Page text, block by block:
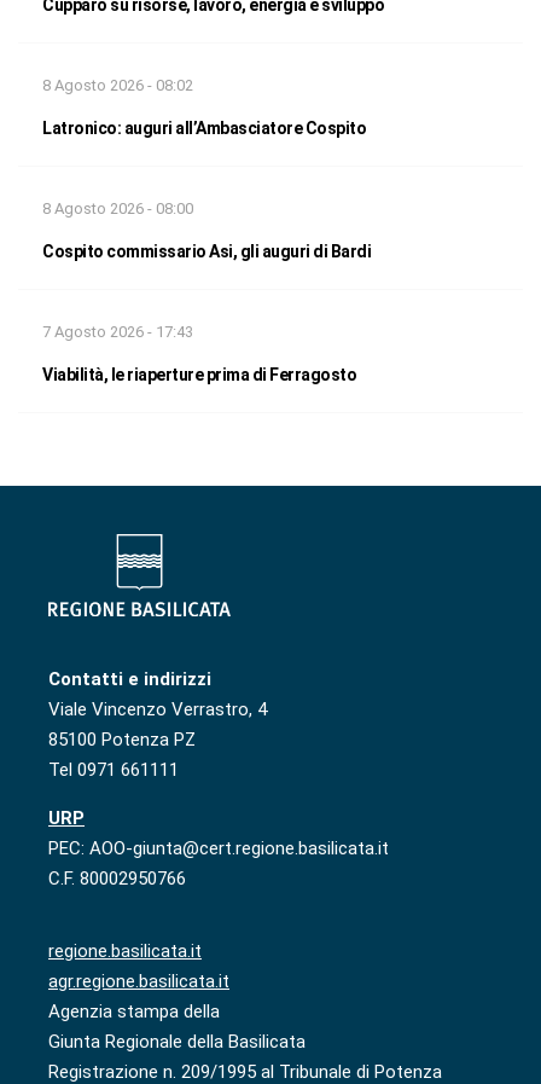
Cupparo su risorse, lavoro, energia e sviluppo
8 Agosto 2026 - 08:02
Latronico: auguri all’Ambasciatore Cospito
8 Agosto 2026 - 08:00
Cospito commissario Asi, gli auguri di Bardi
7 Agosto 2026 - 17:43
Viabilità, le riaperture prima di Ferragosto
Contatti e indirizzi
Viale Vincenzo Verrastro, 4
85100 Potenza PZ
Tel 0971 661111
URP
PEC: AOO-giunta@cert.regione.basilicata.it
C.F. 80002950766
regione.basilicata.it
agr.regione.basilicata.it
Agenzia stampa della
Giunta Regionale della Basilicata
Registrazione n. 209/1995 al Tribunale di Potenza